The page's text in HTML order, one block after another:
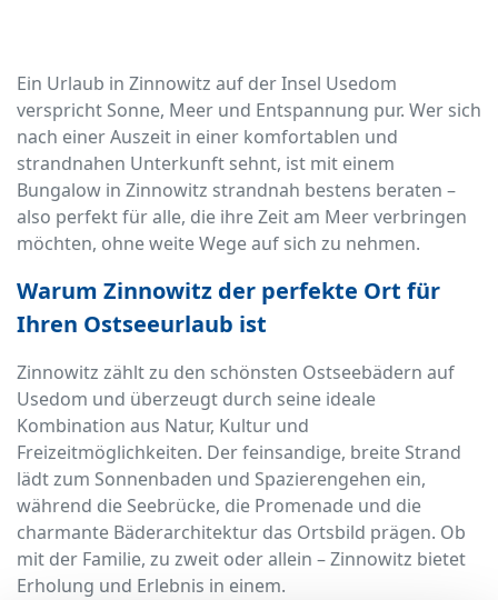
Ein Urlaub in Zinnowitz auf der Insel Usedom
verspricht Sonne, Meer und Entspannung pur. Wer sich
nach einer Auszeit in einer komfortablen und
strandnahen Unterkunft sehnt, ist mit einem
Bungalow in Zinnowitz strandnah bestens beraten –
also perfekt für alle, die ihre Zeit am Meer verbringen
möchten, ohne weite Wege auf sich zu nehmen.
Warum Zinnowitz der perfekte Ort für
Ihren Ostseeurlaub ist
Zinnowitz zählt zu den schönsten Ostseebädern auf
Usedom und überzeugt durch seine ideale
Kombination aus Natur, Kultur und
Freizeitmöglichkeiten. Der feinsandige, breite Strand
lädt zum Sonnenbaden und Spazierengehen ein,
während die Seebrücke, die Promenade und die
charmante Bäderarchitektur das Ortsbild prägen. Ob
mit der Familie, zu zweit oder allein – Zinnowitz bietet
Erholung und Erlebnis in einem.